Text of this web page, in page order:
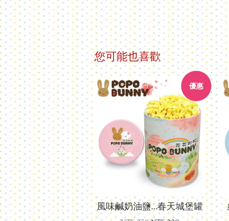
您可能也喜歡
優惠
風味鹹奶油鹽…春天城堡罐